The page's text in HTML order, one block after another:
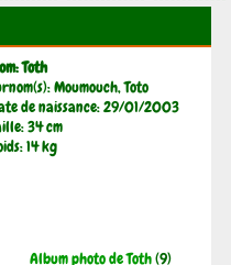
Toth
Moumouch, Toto
de naissance: 29/01/2003
34 cm
14 kg
Album photo de Toth(9)